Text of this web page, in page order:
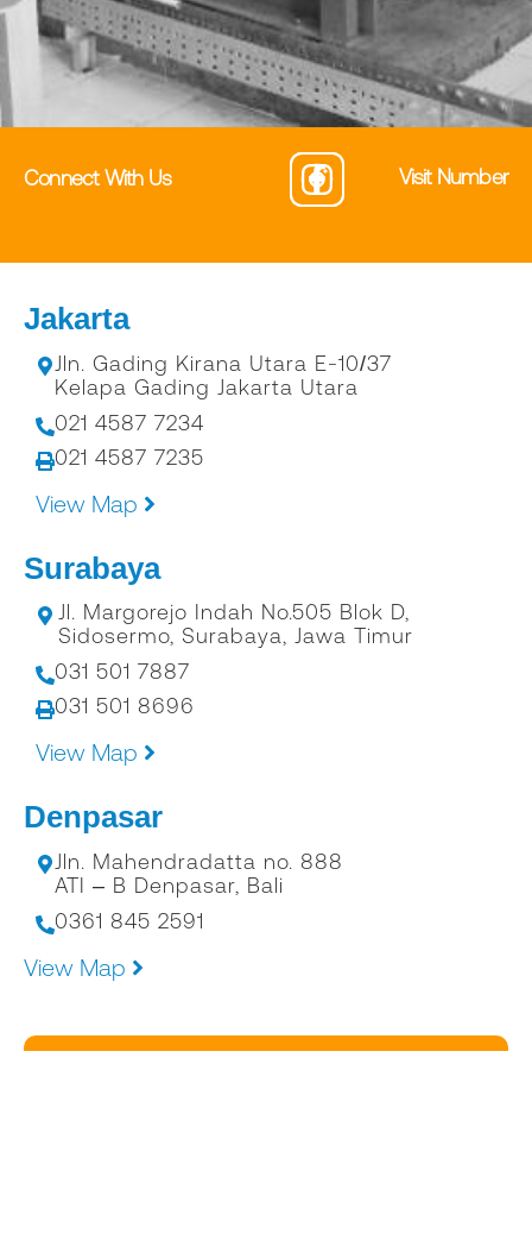
Connect With Us Visit Number
Jakarta
Jln. Gading Kirana Utara E-10/37
Kelapa Gading Jakarta Utara
021 4587 7234
021 4587 7235
View Map
Surabaya
Jl. Margorejo Indah No.505 Blok D,
Sidosermo, Surabaya, Jawa Timur
031 501 7887
031 501 8696
View Map
Denpasar
Jln. Mahendradatta no. 888
ATI – B Denpasar, Bali
0361 845 2591
View Map